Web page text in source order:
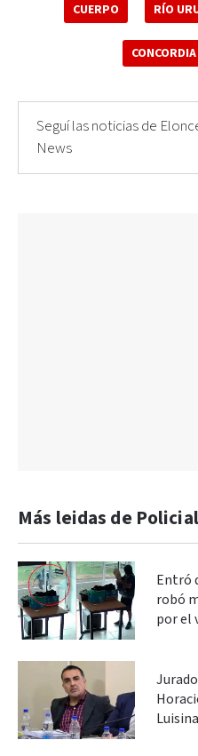
CUERPO RÍO
CONCORDIA
Seguí las noticias de
News
Más leidas de
Entró
robó
por el